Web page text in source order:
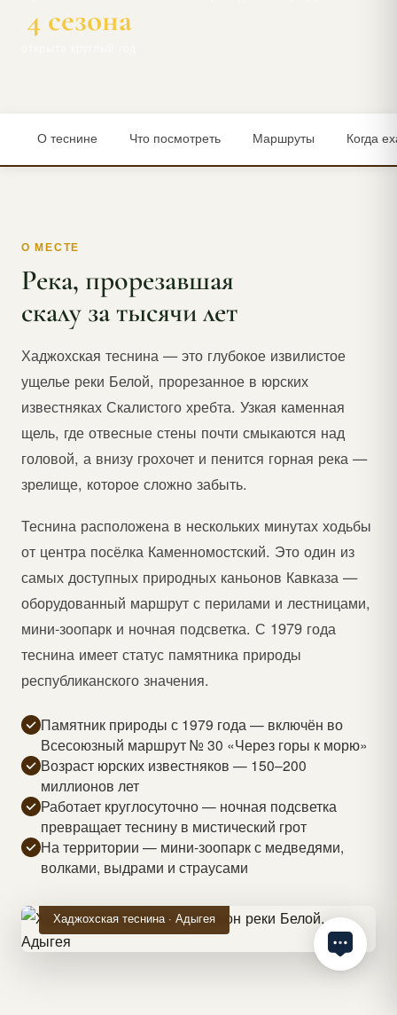
4 сезона
О теснине Что посмотреть Маршруты Когда
О МЕСТЕ
Река, прорезавшая
скалу за тысячи лет
Хаджохская теснина — это глубокое извилистое
ущелье реки Белой, прорезанное в юрских
известняках Скалистого хребта. Узкая каменная
щель, где отвесные стены почти смыкаются над
головой, а внизу грохочет и пенится горная река —
зрелище, которое сложно забыть.
Теснина расположена в нескольких минутах ходьбы
от центра посёлка Каменномостский. Это один из
самых доступных природных каньонов Кавказа —
оборудованный маршрут с перилами и лестницами,
мини-зоопарк и ночная подсветка. С 1979 года
теснина имеет статус памятника природы
республиканского значения.
Памятник природы с 1979 года — включён во
Всесоюзный маршрут № 30 «Через горы к морю»
Возраст юрских известняков — 150–200
миллионов лет
Работает круглосуточно — ночная подсветка
превращает теснину в мистический грот
На территории — мини-зоопарк с медведями,
волками, выдрами и страусами
Хаджохская теснина · Адыгея